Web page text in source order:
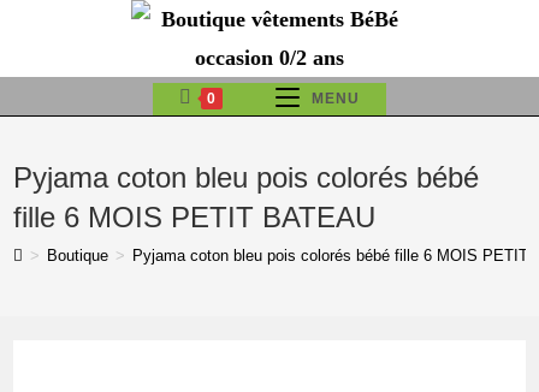
content
0 MENU
Pyjama coton bleu pois colorés bébé
fille 6 MOIS PETIT BATEAU
> Boutique > Pyjama coton bleu pois colorés bébé fille 6 MOIS PETIT